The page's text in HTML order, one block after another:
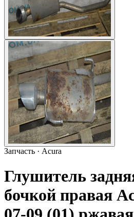
Запчасть · Acura
Глушитель
бочкой правая